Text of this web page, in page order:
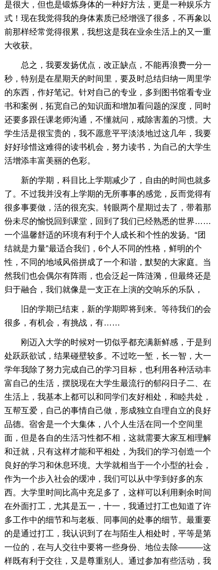
是很大，但也是锻炼身体的一种好方法，更是一种娱乐方
式！现在我觉得我的身体素质已经增强了很多，不再象以
前那样经常觉得很累，我想这是我在业余生活上的又一重
大收获。
总之，我要发扬优点，改正缺点，不能再浪费一分一
秒，特别是在星期天的时间里，要及时总结归纳一周里学
的东西，作好笔记。针对自己的专业，多到图书馆看专业
书和案例，拓宽自己的知识面和增加看问题的深度，同时
还要多跟任课老师沟通，不懂就问，戒除害羞的习惯。大
学生活是很宝贵的，我不愿意平平淡淡地过这几年，我要
好好珍惜这难得的读书机会，努力读书，为自己的大学生
活增添丰富美丽的色彩。
新的学期，科目比上学期减少了，自由的时间也就多
了。不过我并没有上学期的无所事事的感觉，反而觉得有
很多事要做，活的很充实。转眼两个星期过去了，带着那
份未尽的愉悦回到课堂，回到了我们已经熟悉的世界……
一个温馨舒适的环境有利于个人成长和个性的发扬。“团
结就是力量”最适合我们，6个人不同的性格，鲜明的个
性，不同的地域风俗拼成了一个和谐，默契的大家庭。当
然我们也会偶尔有阵雨，也会泛起一阵涟漪，但最终还是
归于融合，我们就像是一支正在上演的交响乐的乐队，
旧的学期已结束，新的学期即将到来。等待我们的会
很多，有机会，有挑战，有……
刚迈入大学的时候对一切似乎都充满新鲜感，于是到
处跃跃欲试，结果碰壁较多。不过吃一堑，长一智，大一
学年我除了努力完成自己的学习目标，也利用各种活动丰
富自己的生活，摆脱现在大学生最流行的郁闷日子二、在
生活上，我基本上都可以和同学们友好相处，和睦共处，
互帮互爱，自己的事情自己做，形成独立自理自立的良好
品德。宿舍是一个大集体，八个人生活在同一个空间里
面，但是各自的生活习性都不相，这就需要大家互相理解
和迁就，只有这样才能和平相处，为我们的学习创造一个
良好的学习和休息环境。大学就相当于一个小型的社会，
作为一个步入社会的缓冲，我们可以从中学到好多的东
西。大学里时间比高中充足多了，这样可以利用剩余时间
在外面打工，尤其是五一，十一，我通过打工也知道了许
多工作中的细节和与老板、同事间的处事的细节。最重要
的是通过打工，我认识到了在与陌生人相处时，平等是第
一位的，在与人交往中要将一些身份、地位去除———这
样既有利于交往，又是尊重别人。通过参加有些活动，我